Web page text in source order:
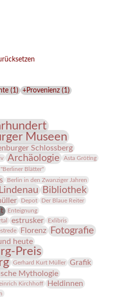
(1 ) +Provenienz(1 )
Museen
Schlossberg
Archäologie Asta Gröting
Blätter"
Berlin in den Zwanziger Jahren
Bibliothek
Depot Der Blaue Reiter
Enteignung
estrusker Exlibris
Florenz Fotografie
heute
Preis
Gerhard Kurt Müller
Grafik
Mythologie
Kirchhoff Heldinnen